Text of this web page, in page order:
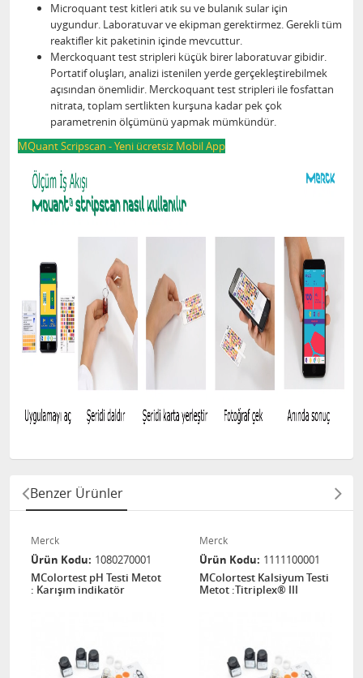
Microquant test kitleri atık su ve bulanık sular için
uygundur. Laboratuvar ve ekipman gerektirmez. Gerekli tüm
reaktifler kit paketinin içinde mevcuttur.
Merckoquant test stripleri küçük birer laboratuvar gibidir.
Portatif oluşları, analizi istenilen yerde gerçekleştirebilmek
açısından önemlidir. Merckoquant test stripleri ile fosfattan
nitrata, toplam sertlikten kurşuna kadar pek çok
parametrenin ölçümünü yapmak mümkündür.
MQuant Scripscan - Yeni ücretsiz Mobil App
Benzer Ürünler
Merck
Ürün Kodu 1080270001
MColortest pH Testi Metot
: Karışım indikatör
Merck
Ürün Kodu 1111100001
MColortest Kalsiyum Testi
Metot :Titriplex® III